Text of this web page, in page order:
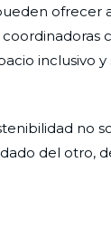
ofrecer
inclusivo y
no
del otro,